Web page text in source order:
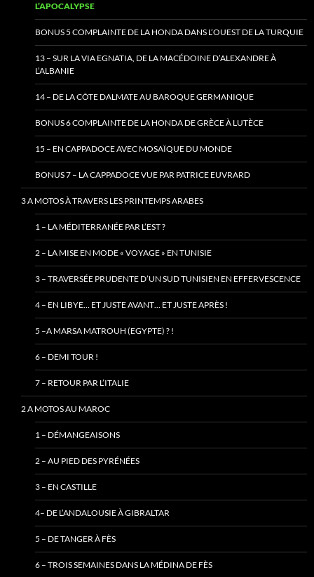
L’APOCALYPSE
BONUS 5 COMPLAINTE DE LA HONDA DANS L’OUEST DE LA TURQUIE
13 – SUR LA VIA EGNATIA, DE LA MACÉDOINE D’ALEXANDRE À
L’ALBANIE
14 – DE LA CÔTE DALMATE AU BAROQUE GERMANIQUE
BONUS 6 COMPLAINTE DE LA HONDA DE GRÈCE À LUTÈCE
15 – EN CAPPADOCE AVEC MOSAÏQUE DU MONDE
BONUS 7 – LA CAPPADOCE VUE PAR PATRICE EUVRARD
3 A MOTOS À TRAVERS LES PRINTEMPS ARABES
1 – LA MÉDITERRANÉE PAR L’EST ?
2 – LA MISE EN MODE « VOYAGE » EN TUNISIE
3 – TRAVERSÉE PRUDENTE D’UN SUD TUNISIEN EN EFFERVESCENCE
4 – EN LIBYE… ET JUSTE AVANT… ET JUSTE APRÈS !
5 –A MARSA MATROUH (EGYPTE) ? !
6 – DEMI TOUR !
7 – RETOUR PAR L’ITALIE
2 A MOTOS AU MAROC
1 – DÉMANGEAISONS
2 – AU PIED DES PYRÉNÉES
3 – EN CASTILLE
4– DE L’ANDALOUSIE À GIBRALTAR
5 – DE TANGER À FÈS
6 – TROIS SEMAINES DANS LA MÉDINA DE FÈS